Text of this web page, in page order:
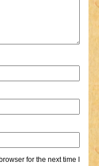
for the next time I